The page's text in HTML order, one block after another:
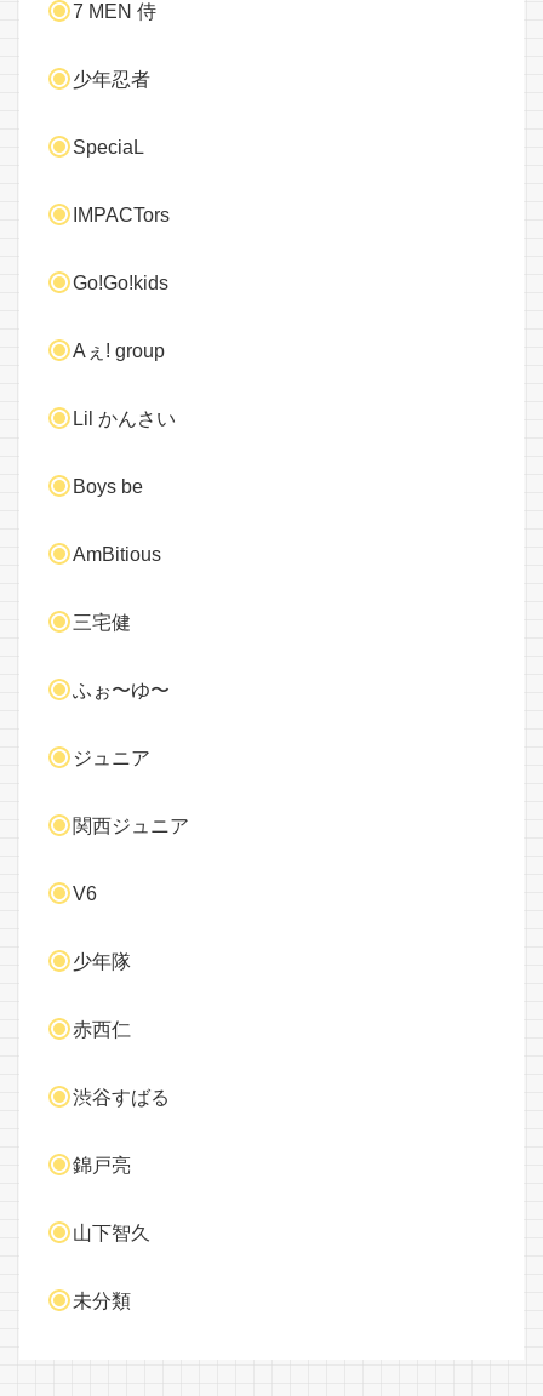
7 MEN 侍
少年忍者
SpeciaL
IMPACTors
Go!Go!kids
Aぇ! group
Lil かんさい
Boys be
AmBitious
三宅健
ふぉ〜ゆ〜
ジュニア
関西ジュニア
V6
少年隊
赤西仁
渋谷すばる
錦戸亮
山下智久
未分類